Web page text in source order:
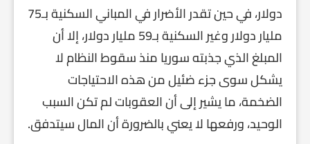
دولار، في حين تقدر الأضرار في المباني السكنية بـ75
مليار دولار وغير السكنية بـ59 مليار دولار، إلا أن
المبلغ الذي جذبته سوريا منذ سقوط النظام لا
يشكل سوى جزء ضئيل من هذه الاحتياجات
الضخمة، ما يشير إلى أن العقوبات لم تكن السبب
الوحيد، ورفعها لا يعني بالضرورة أن المال سيتدفق.